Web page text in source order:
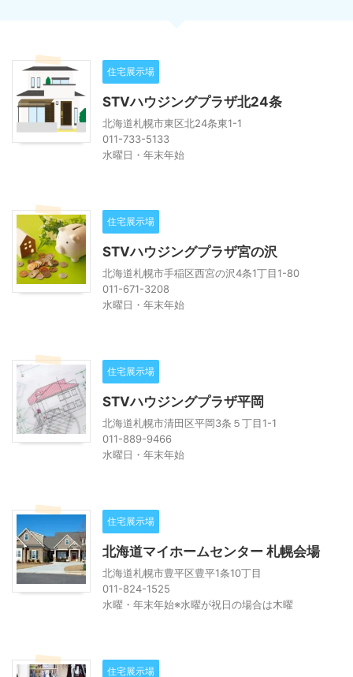
住宅展示場
STVハウジングプラザ北24条
北海道札幌市東区北24条東1-1
011-733-5133
水曜日・年末年始
住宅展示場
STVハウジングプラザ宮の沢
北海道札幌市手稲区西宮の沢4条1丁目1-80
011-671-3208
水曜日・年末年始
住宅展示場
STVハウジングプラザ平岡
北海道札幌市清田区平岡3条５丁目1-1
011-889-9466
水曜日・年末年始
住宅展示場
北海道マイホームセンター 札幌会場
北海道札幌市豊平区豊平1条10丁目
011-824-1525
水曜・年末年始※水曜が祝日の場合は木曜
住宅展示場